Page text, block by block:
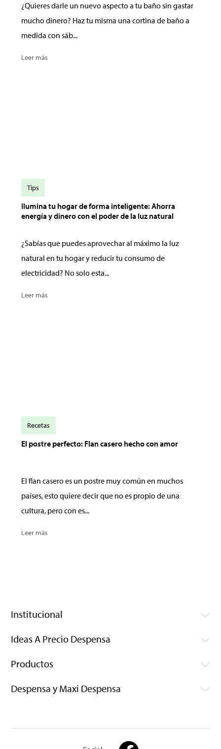
¿Quieres darle un nuevo aspecto a tu baño sin gastar
mucho dinero? Haz tu misma una cortina de baño a
medida con sáb...
Leer más
Ilumina tu hogar de forma inteligente: Ahorra
energía y dinero con el poder de la luz natural
¿Sabías que puedes aprovechar al máximo la luz
natural en tu hogar y reducir tu consumo de
electricidad? No solo esta...
Leer más
Tips
El postre perfecto: Flan casero hecho con amor
El flan casero es un postre muy común en muchos
países, esto quiere decir que no es propio de una
cultura, pero con es...
Leer más
Recetas
Institucional
Ideas A Precio Despensa
Productos
Despensa y Maxi Despensa